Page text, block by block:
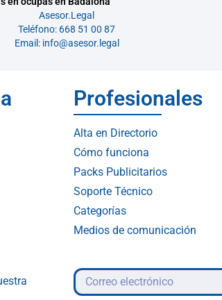
Asesor.Legal
Teléfono: 668 51 00 87
Email: info@asesor.legal
Profesionales
Alta en Directorio
Cómo funciona
Packs Publicitarios
Soporte Técnico
Categorías
Medios de comunicación